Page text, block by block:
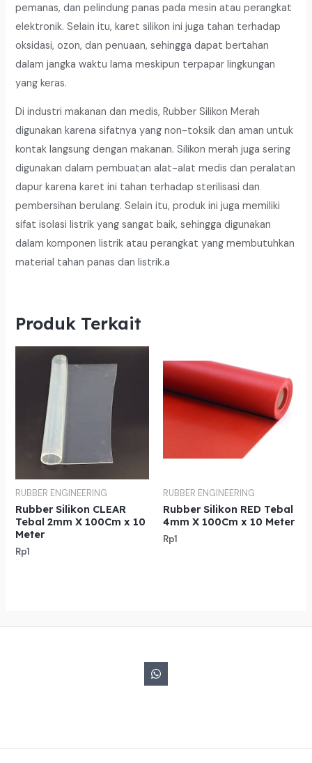
pemanas, dan pelindung panas pada mesin atau perangkat
elektronik. Selain itu, karet silikon ini juga tahan terhadap
oksidasi, ozon, dan penuaan, sehingga dapat bertahan
dalam jangka waktu lama meskipun terpapar lingkungan
yang keras.
Di industri makanan dan medis, Rubber Silikon Merah
digunakan karena sifatnya yang non-toksik dan aman untuk
kontak langsung dengan makanan. Silikon merah juga sering
digunakan dalam pembuatan alat-alat medis dan peralatan
dapur karena karet ini tahan terhadap sterilisasi dan
pembersihan berulang. Selain itu, produk ini juga memiliki
sifat isolasi listrik yang sangat baik, sehingga digunakan
dalam komponen listrik atau perangkat yang membutuhkan
material tahan panas dan listrik.a
Produk Terkait
RUBBER ENGINEERING
Rubber Silikon CLEAR
Tebal 2mm X 100Cm x 10
Meter
Rp1
RUBBER ENGINEERING
Rubber Silikon RED Tebal
4mm X 100Cm x 10 Meter
Rp1